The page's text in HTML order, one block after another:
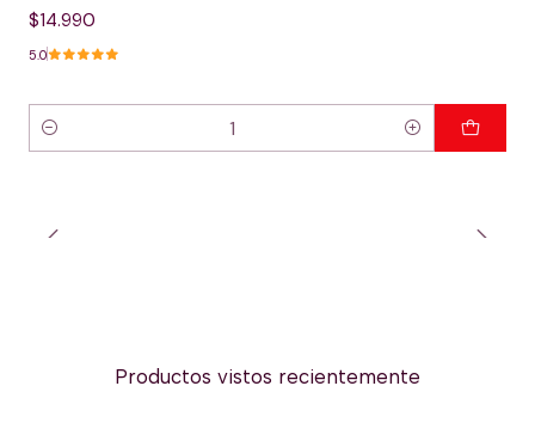
$14.990
5.0
Cantidad
Productos vistos recientemente